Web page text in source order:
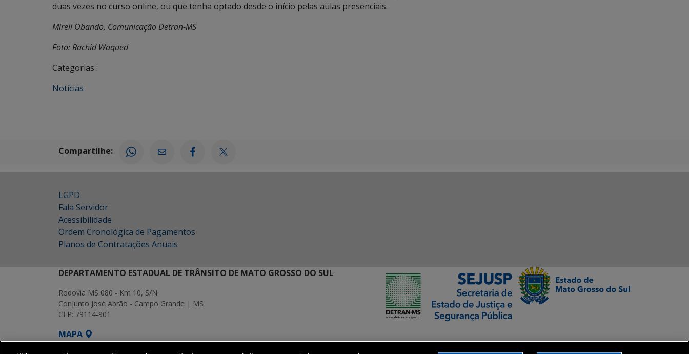
duas vezes no curso online, ou que tenha optado desde o início pelas aulas presenciais.
Mireli Obando, Comunicação Detran-MS
Foto: Rachid Waqued
Categorias :
Notícias
Compartilhe:
LGPD
Fala Servidor
Acessibilidade
Ordem Cronológica de Pagamentos
Planos de Contratações Anuais
DEPARTAMENTO ESTADUAL DE TRÂNSITO DE MATO GROSSO DO SUL
Rodovia MS 080 - Km 10, S/N
Conjunto José Abrão - Campo Grande | MS
CEP: 79114-901
MAPA